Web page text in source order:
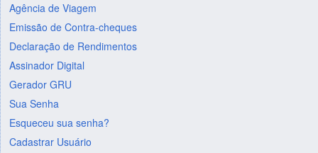
Agência de Viagem
Emissão de Contra-cheques
Declaração de Rendimentos
Assinador Digital
Gerador GRU
Sua Senha
Esqueceu sua senha?
Cadastrar Usuário